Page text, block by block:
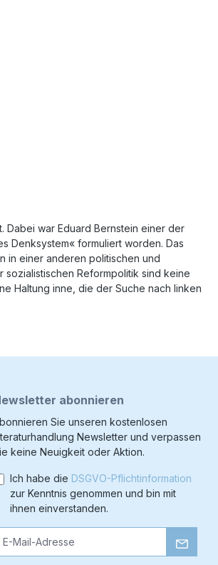
Dabei war Eduard Bernstein einer der
Denksystem« formuliert worden. Das
in einer anderen politischen und
Reformpolitik sind keine
Haltung inne, die der Suche nach linken
abonnieren
Sie unseren kostenlosen
Newsletter und verpassen
keine Neuigkeit oder Aktion.
Ich habe die DSGVO-Pflichtinformation
zur Kenntnis genommen und bin mit
ihnen einverstanden.